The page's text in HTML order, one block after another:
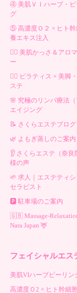
④ 美肌ＶＩハーブ・ピ
グ
⑤ 高濃度Ｏ２ × ヒト
養エキス注入
💆‍♀️ 美肌かっさ＆アロ
ー
🧘‍♀️ ピラティス × 美脚
ステ
🌸 究極のリンパ療法
エイジング
📝 さくらエステブログ
🌿 よもぎ蒸しのご案
👂 さくらエステ（奈良
様の声
🌱 求人｜エステティシ
セラピスト
🅿️ 駐車場のご案内
🇬🇧 Massage-
Nara Japan 🦌
フェイシャルエス
美肌VIハーブピーリン
高濃度Ｏ2 × ヒト幹細